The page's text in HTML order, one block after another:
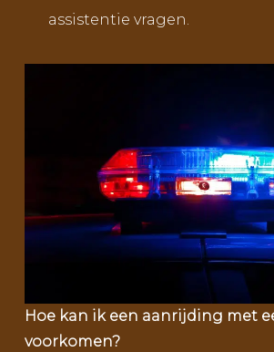
assistentie vragen.
Hoe kan ik een aanrijding met
voorkomen?